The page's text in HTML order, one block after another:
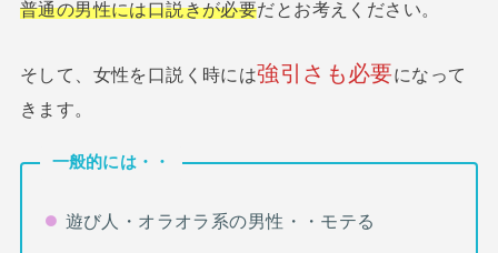
普通の男性には口説きが必要だとお考えください。
そして、女性を口説く時には強引さも必要になって
きます。
一般的には・・
遊び人・オラオラ系の男性・・モテる